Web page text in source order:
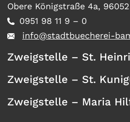
Obere Königstraße 4a,
0951 98 11 9 – 0
info@stadtbuecherei-
Zweigstelle – St.
Dürrwächterstr. 29, 96052
Zweigstelle – St.
Seehofstraße 41, 96052
Zweigstelle – Maria